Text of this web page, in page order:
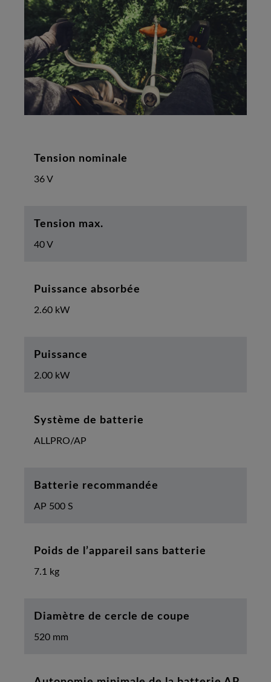
Tension nominale
36 V
Tension max.
40 V
Puissance absorbée
2.60 kW
Puissance
2.00 kW
Système de batterie
ALLPRO/AP
Batterie recommandée
AP 500 S
Poids de l’appareil sans batterie
7.1 kg
Diamètre de cercle de coupe
520 mm